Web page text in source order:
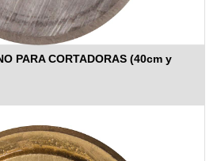
PARA CORTADORAS (40cm y